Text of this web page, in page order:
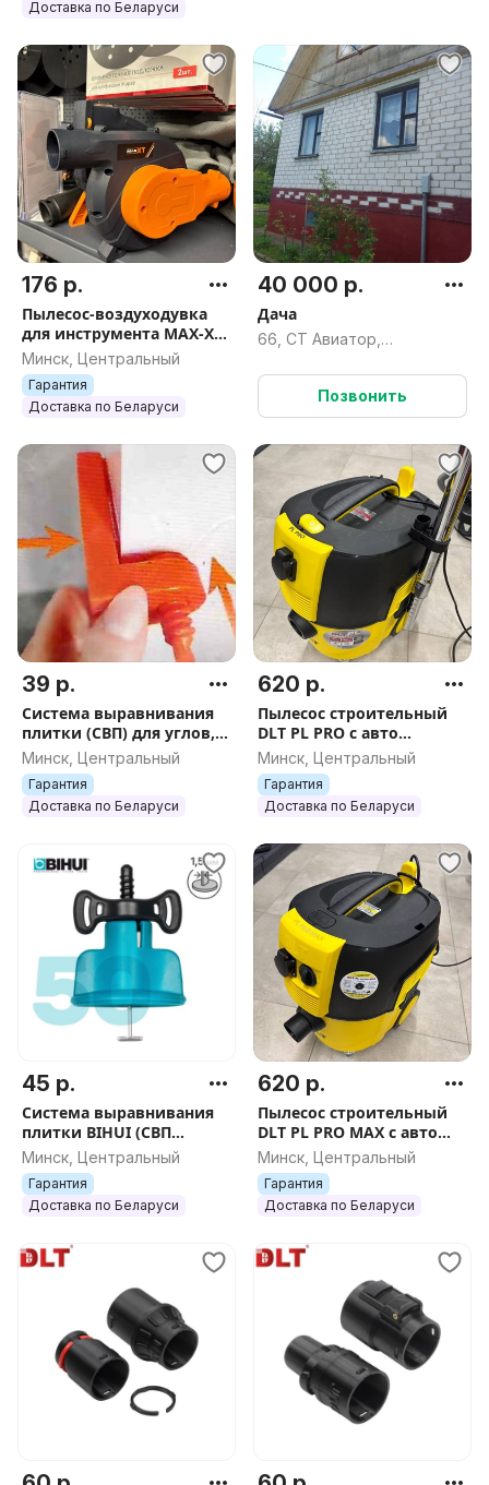
Доставка по Беларуси
176 р.
Пылесос-воздуходувка
для инструмента MAX-XT
R7701, арт.3349
Минск, Центральный
Гарантия
Доставка по Беларуси
40 000 р.
Дача
66, СТ Авиатор,
Могилёвский район,
Могилёвская область
Позвонить
39 р.
Система выравнивания
плитки (СВП) для углов,
30 штук, арт.2350
Минск, Центральный
Гарантия
Доставка по Беларуси
620 р.
Пылесос строительный
DLT PL PRO с авто
очисткой, арт. 0792
Минск, Центральный
Гарантия
Доставка по Беларуси
45 р.
Система выравнивания
плитки BIHUI (СВП
многоразовая), 1,5мм,
50шт, арт.TSL50
Минск, Центральный
Гарантия
Доставка по Беларуси
620 р.
Пылесос строительный
DLT PL PRO MAX с авто
очисткой, БЕЗ пульта
дистанционного
управления, арт.4311
Минск, Центральный
Гарантия
Доставка по Беларуси